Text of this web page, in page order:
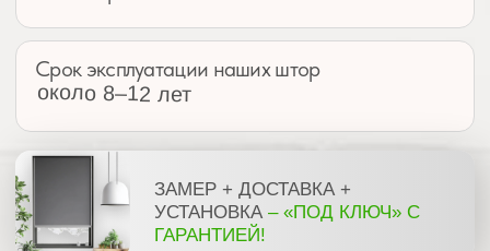
оставьте свой номер телефона